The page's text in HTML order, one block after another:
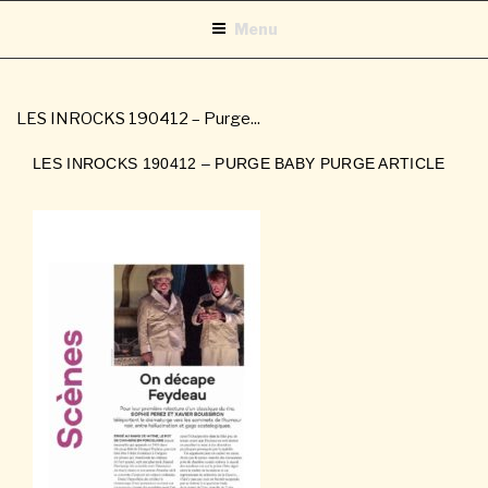
contenu
Menu
LES INROCKS 190412 – Purge...
LES INROCKS 190412 – PURGE BABY PURGE ARTICLE